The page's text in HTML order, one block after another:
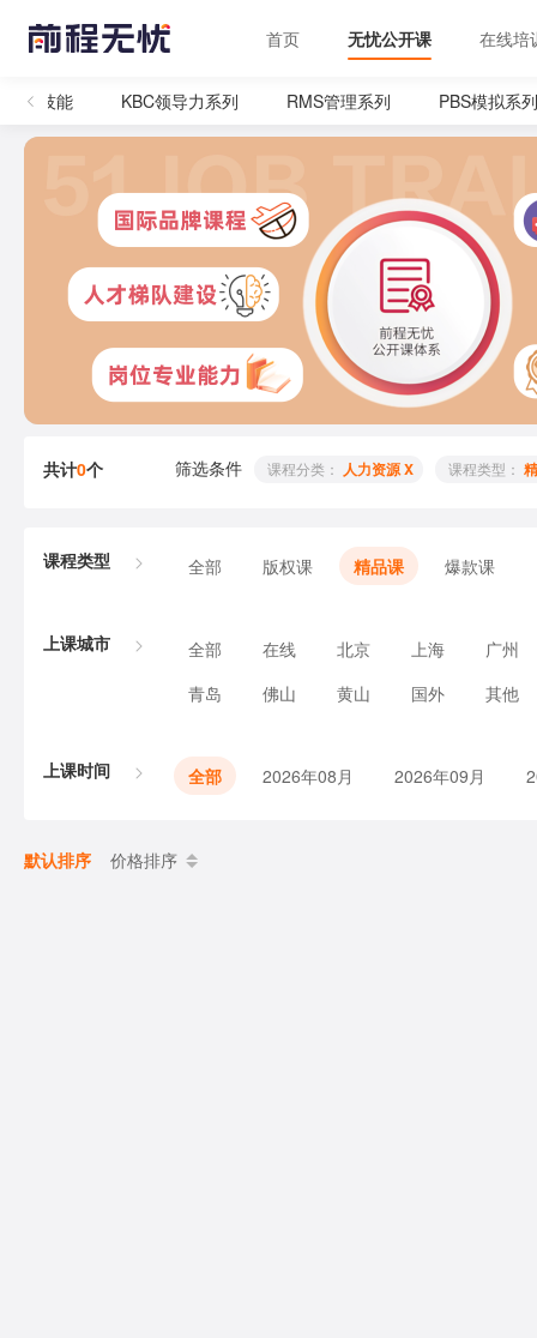
首页 无忧公开课 在线培
管理技能 KBC领导力系列 RMS管理系列 PBS模拟系
共计0个 筛选条件 课程分类： 人力资源 X 课程类型：
课程类型 全部 版权课 精品课 爆款课
上课城市 全部 在线 北京 上海
广州
青岛
佛山 黄山 国外 其他
上课时间 全部 2026年08月 2026年09月
默认排序 价格排序